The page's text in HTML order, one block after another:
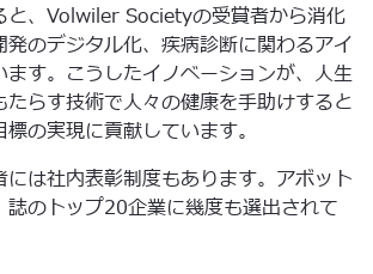
と、Volwiler Societyの受賞者から消化
のデジタル化、疾病診断に関わるアイ
ます。こうしたイノベーションが、人生
たらす技術で人々の健康を手助けすると
の実現に貢献しています。
には社内表彰制度もあります。アボット
誌のトップ20企業に幾度も選出されて